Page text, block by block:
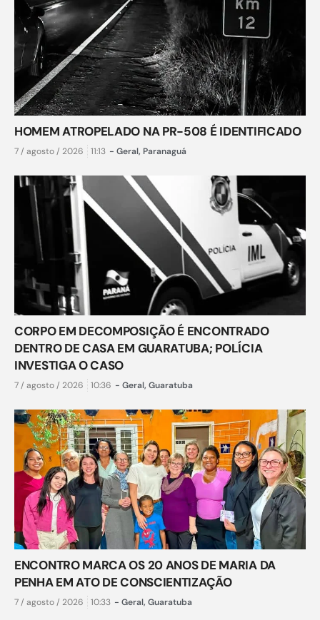
HOMEM ATROPELADO NA PR-508 É IDENTIFICADO
7 / agosto / 2026 11:13 - Geral, Paranaguá
CORPO EM DECOMPOSIÇÃO É ENCONTRADO
DENTRO DE CASA EM GUARATUBA; POLÍCIA
INVESTIGA O CASO
7 / agosto / 2026 10:36 - Geral, Guaratuba
ENCONTRO MARCA OS 20 ANOS DE MARIA DA
PENHA EM ATO DE CONSCIENTIZAÇÃO
7 / agosto / 2026 10:33 - Geral, Guaratuba